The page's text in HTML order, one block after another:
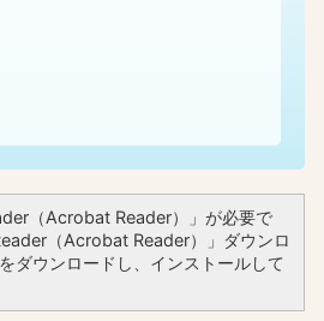
（Acrobat Reader）」が必要で
（Acrobat Reader）」ダウンロ
ダウンロードし、インストールして